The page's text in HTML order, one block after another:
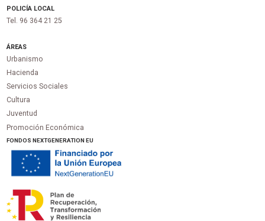
POLICÍA LOCAL
Tel. 96 364 21 25
ÁREAS
Urbanismo
Hacienda
Servicios Sociales
Cultura
Juventud
Promoción Económica
FONDOS NEXTGENERATION EU